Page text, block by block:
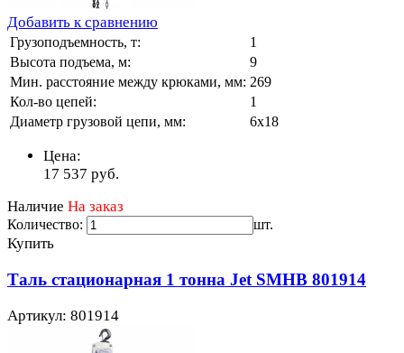
Добавить к сравнению
Грузоподъемность, т:
1
Высота подъема, м:
9
Мин. расстояние между крюками, мм: 269
Кол-во цепей:
1
Диаметр грузовой цепи, мм:
6х18
Цена:
17 537 руб.
Наличие На заказ
Количество: шт.
Купить
Таль стационарная 1 тонна Jet SMHB 801914
Артикул: 801914